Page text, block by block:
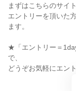
まずはこちらのサイ
エントリーを頂いた
ます。
★「エントリー＝
で、
どうぞお気軽にエン